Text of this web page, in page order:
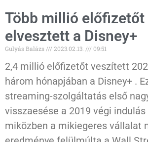
Több millió előfizetőt
elvesztett a Disney+
Gulyás Balázs 2023.02.13. 09:51
2,4 millió előfizetőt veszített
három hónapjában a Disney+ .
streaming-szolgáltatás első
visszaesése a 2019 végi indulás
miközben a mikiegeres vállalat